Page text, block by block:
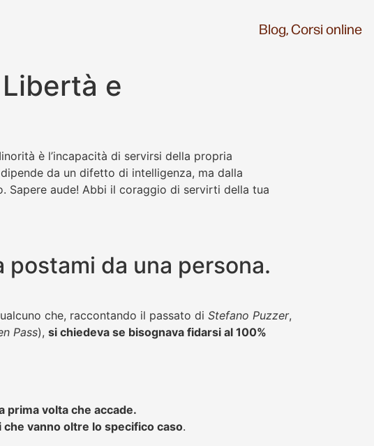
Blog,Corsi online
e
è l’incapacità di servirsi della propria
da un difetto di intelligenza, ma dalla
Sapere aude! Abbi il coraggio di servirti della tua
da una persona.
che, raccontando il passato di Stefano Puzzer,
Pass), si chiedeva se bisognava fidarsi al 100%
prima volta che accade.
vanno oltre lo specifico caso.